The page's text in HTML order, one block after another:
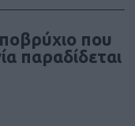
που
παραδίδεται